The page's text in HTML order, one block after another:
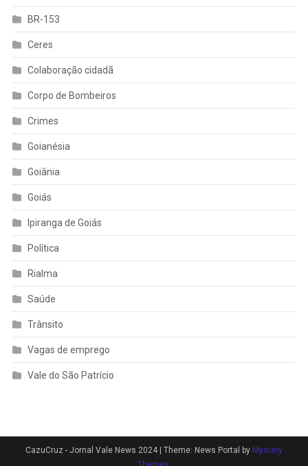
BR-153
Ceres
Colaboração cidadã
Corpo de Bombeiros
Crimes
Goianésia
Goiânia
Goiás
Ipiranga de Goiás
Política
Rialma
Saúde
Trânsito
Vagas de emprego
Vale do São Patrício
CazuCruz - Jornal Vale News 2024 | Theme: News Portal by Mystery